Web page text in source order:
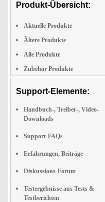
Produkt-Übersicht:
Aktuelle Produkte
Ältere Produkte
Alle Produkte
Zubehör Produkte
Support-Elemente:
Handbuch-, Treiber-, Video-
Downloads
Support-FAQs
Erfahrungen, Beiträge
Diskussions-Forum
Testergebnisse aus Tests &
Testberichten